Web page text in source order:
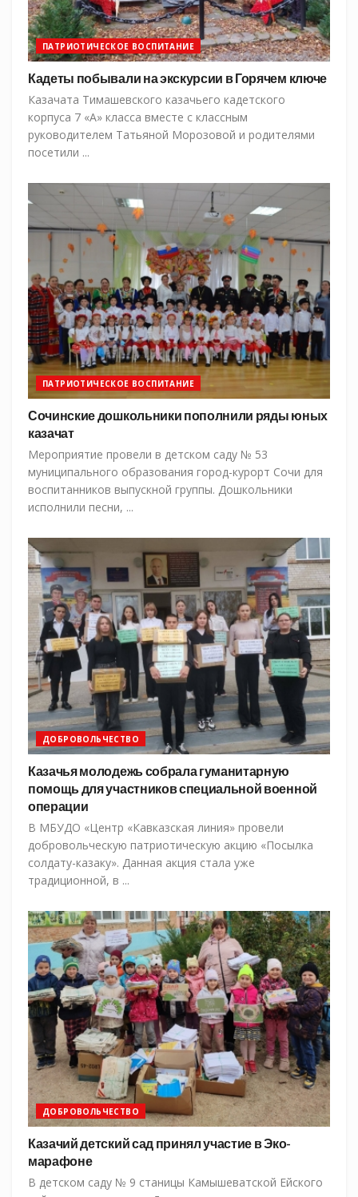
ПАТРИОТИЧЕСКОЕ ВОСПИТАНИЕ
Кадеты побывали на экскурсии в Горячем ключе
Казачата Тимашевского казачьего кадетского
корпуса 7 «А» класса вместе с классным
руководителем Татьяной Морозовой и родителями
посетили ...
ПАТРИОТИЧЕСКОЕ ВОСПИТАНИЕ
Сочинские дошкольники пополнили ряды юных
казачат
Мероприятие провели в детском саду № 53
муниципального образования город-курорт Сочи для
воспитанников выпускной группы. Дошкольники
исполнили песни, ...
ДОБРОВОЛЬЧЕСТВО
Казачья молодежь собрала гуманитарную
помощь для участников специальной военной
операции
В МБУДО «Центр «Кавказская линия» провели
добровольческую патриотическую акцию «Посылка
солдату-казаку». Данная акция стала уже
традиционной, в ...
ДОБРОВОЛЬЧЕСТВО
Казачий детский сад принял участие в Эко-
марафоне
В детском саду № 9 станицы Камышеватской Ейского